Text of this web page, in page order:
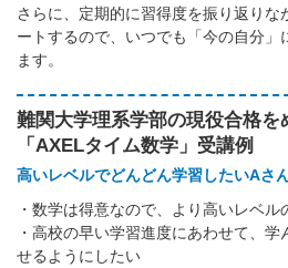
さらに、定期的に習得度を振り返りな
ートするので、いつでも「今の自分」
ます。
難関大学理系学部の現役合格
「AXELタイム数学」受講例
高いレベルでどんどん学習したいAさ
・数学は得意なので、より高いレベル
・高校の早い学習進度にあわせて、
せるようにしたい